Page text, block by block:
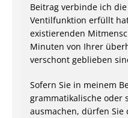
Beitrag verbinde ich
Ventilfunktion erfüllt
existierenden
Minuten von Ihrer
verschont geblieben
Sofern Sie in meinem
grammatikalische oder
ausmachen, dürfen Sie